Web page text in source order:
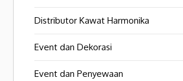
Distributor Kawat Harmonika
Event dan Dekorasi
Event dan Penyewaan